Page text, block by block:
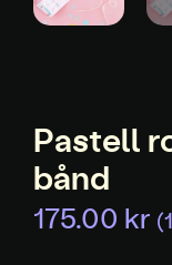
Pastell
bånd
175.00 kr (